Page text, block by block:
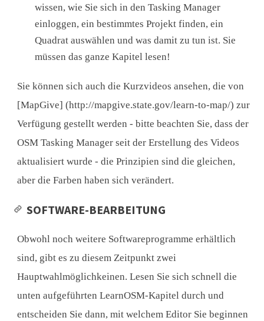
wissen, wie Sie sich in den Tasking Manager
einloggen, ein bestimmtes Projekt finden, ein
Quadrat auswählen und was damit zu tun ist. Sie
müssen das ganze Kapitel lesen!
Sie können sich auch die Kurzvideos ansehen, die von
[MapGive] (http://mapgive.state.gov/learn-to-map/) zur
Verfügung gestellt werden - bitte beachten Sie, dass der
OSM Tasking Manager seit der Erstellung des Videos
aktualisiert wurde - die Prinzipien sind die gleichen,
aber die Farben haben sich verändert.
SOFTWARE-BEARBEITUNG
Obwohl noch weitere Softwareprogramme erhältlich
sind, gibt es zu diesem Zeitpunkt zwei
Hauptwahlmöglichkeinen. Lesen Sie sich schnell die
unten aufgeführten LearnOSM-Kapitel durch und
entscheiden Sie dann, mit welchem ​​Editor Sie beginnen